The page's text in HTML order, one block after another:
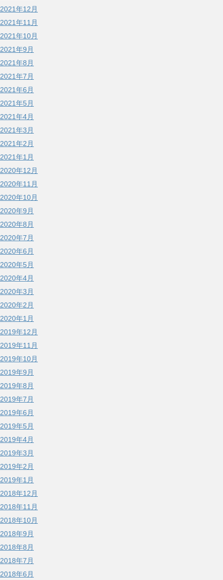
2021年12月
2021年11月
2021年10月
2021年9月
2021年8月
2021年7月
2021年6月
2021年5月
2021年4月
2021年3月
2021年2月
2021年1月
2020年12月
2020年11月
2020年10月
2020年9月
2020年8月
2020年7月
2020年6月
2020年5月
2020年4月
2020年3月
2020年2月
2020年1月
2019年12月
2019年11月
2019年10月
2019年9月
2019年8月
2019年7月
2019年6月
2019年5月
2019年4月
2019年3月
2019年2月
2019年1月
2018年12月
2018年11月
2018年10月
2018年9月
2018年8月
2018年7月
2018年6月